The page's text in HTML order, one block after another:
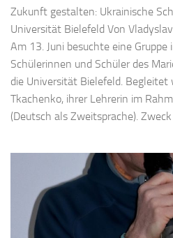
Zukunft gestalten: Ukrainische
Universität Bielefeld Von
Am 13. Juni besuchte eine
Schülerinnen und Schüler des
die Universität Bielefeld. Begleitet
Tkachenko, ihrer Lehrerin im
(Deutsch als Zweitsprache).